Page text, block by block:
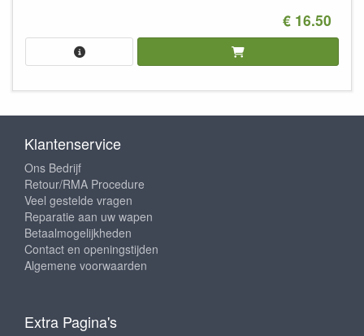
€ 16.50
Klantenservice
Ons Bedrijf
Retour/RMA Procedure
Veel gestelde vragen
Reparatie aan uw wapen
Betaalmogelijkheden
Contact en openingstijden
Algemene voorwaarden
Extra Pagina's